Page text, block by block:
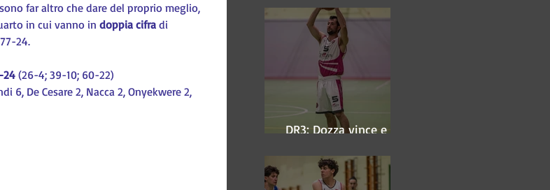
far altro che dare del proprio meglio,
in cui vanno in doppia cifra di
24.
24 (26-4; 39-10; 60-22)
6, De Cesare 2, Nacca 2, Onyekwere 2,
DR3: Dozza vince e